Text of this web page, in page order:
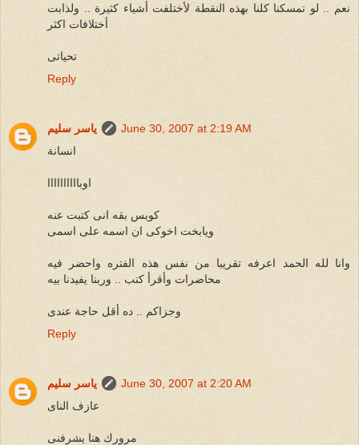
نعم .. لو تمسكنا كلنا بهذه النقطة لأختلفت أشياء كثيرة .. ولذابت
أختلافات اكثر
تحياتى
Reply
ياسر سليم
June 30, 2007 at 2:19 AM
انسانة
اوباااااااااا
كويس بقه انى كتبت عنه
ويابخت اخوكى ان اسمه على اسمى
وانا لله الحمد اعرفه تقريبا من نفس هذه الفتره واحضر فيه
محاضرات وأقرأ كتب .. وربنا يفيدنا بيه
وجزاكم .. ده أقل حاجة عندى
Reply
ياسر سليم
June 30, 2007 at 2:20 AM
عازف الناى
مرورك هنا يشرفنى